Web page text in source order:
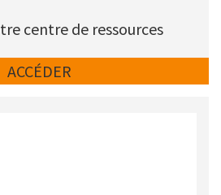
centre de ressources
ACCÉDER